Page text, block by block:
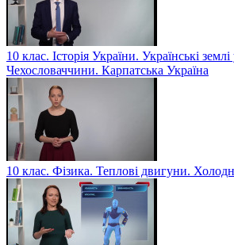
10 клас. Історія України. Українські
Чехословаччини. Карпатська Україна
10 клас. Фізика. Теплові двигуни.